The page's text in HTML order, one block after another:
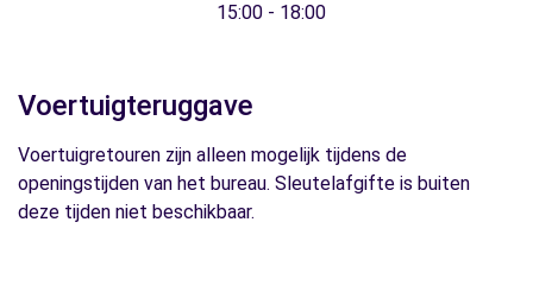
15:00 - 18:00
Voertuigteruggave
Voertuigretouren zijn alleen mogelijk tijdens de
openingstijden van het bureau. Sleutelafgifte is buiten
deze tijden niet beschikbaar.